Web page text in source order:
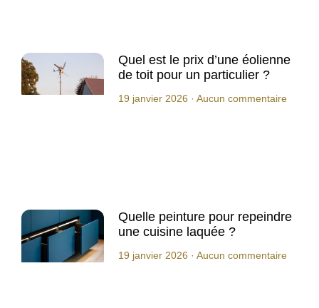
Quel est le prix d’une éolienne
de toit pour un particulier ?
19 janvier 2026 Aucun commentaire
Quelle peinture pour repeindre
une cuisine laquée ?
19 janvier 2026 Aucun commentaire